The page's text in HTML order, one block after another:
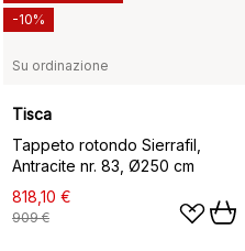
Su ordinazione
Tisca
Tappeto rotondo Sierrafil,
Antracite nr. 83, Ø250 cm
818,10 €
909 €
-10%